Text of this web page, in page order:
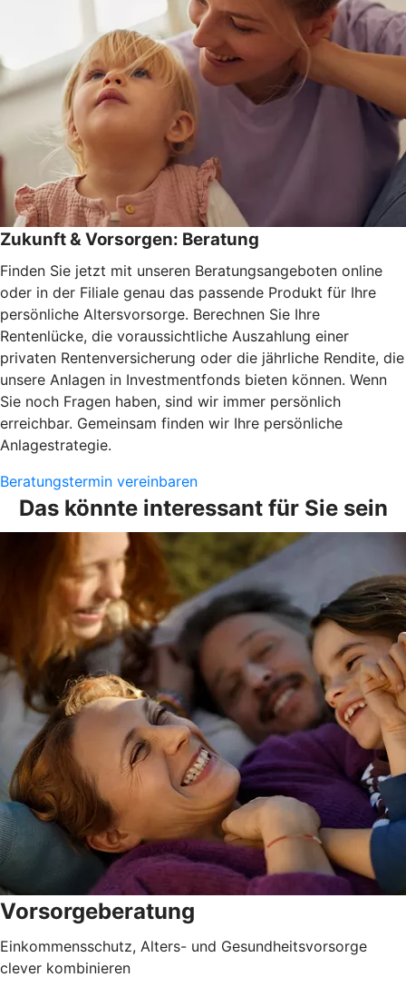
Zukunft & Vorsorgen: Beratung
Finden Sie jetzt mit unseren Beratungsangeboten online
oder in der Filiale genau das passende Produkt für Ihre
persönliche Altersvorsorge. Berechnen Sie Ihre
Rentenlücke, die voraussichtliche Auszahlung einer
privaten Rentenversicherung oder die jährliche Rendite, die
unsere Anlagen in Investmentfonds bieten können. Wenn
Sie noch Fragen haben, sind wir immer persönlich
erreichbar. Gemeinsam finden wir Ihre persönliche
Anlagestrategie.
Beratungstermin vereinbaren
Das könnte interessant für Sie sein
Vorsorgeberatung
Einkommensschutz, Alters- und Gesundheitsvorsorge
clever kombinieren